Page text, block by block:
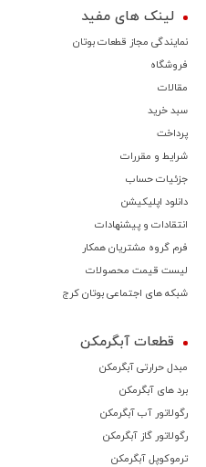
لینک های مفید
نمایندگی مجاز قطعات بوتان
فروشگاه
مقالات
سبد خرید
پرداخت
شرایط و مقررات
جزئیات حساب
دانلود اپلیکیشن
انتقادات و پیشنهادات
فرم گروه مشتریان همکار
لیست قیمت محصولات
شبکه های اجتماعی بوتان کرج
قطعات آبگرمکن
مبدل حرارتی آبگرمکن
برد های آبگرمکن
رگولاتور آب آبگرمکن
رگولاتور گاز آبگرمکن
ترموكوپل آبگرمکن